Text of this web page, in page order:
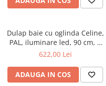
Top saltele 5 cm
Top saltele 10 cm
Top saltele memory 5 cm
Top saltele MemoHR 6.5 cm
Saltele ieftine
Scaune pentru birou
Scaune manager
Mese bucatarie
Scaune pentru bucatarie
Dulap baie cu oglinda Celine,
PAL, iluminare led, 90 cm, 3
usi, 3 rafturi, soft close, alb
622,00 Lei
ADAUGA IN COS